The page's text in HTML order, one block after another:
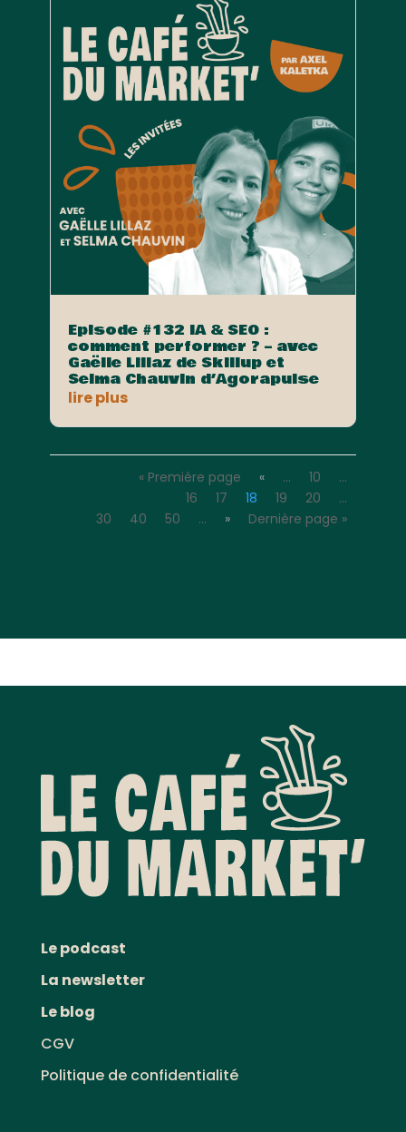
Episode #132 IA & SEO :
comment performer ? – avec
Gaëlle Lillaz de Skillup et
Selma Chauvin d’Agorapulse
lire plus
« Première page « … 10
…
16
17 18 19 20
…
30
40 50 … » Dernière page »
Le podcast
La newsletter
Le blog
CGV
Politique de confidentialité